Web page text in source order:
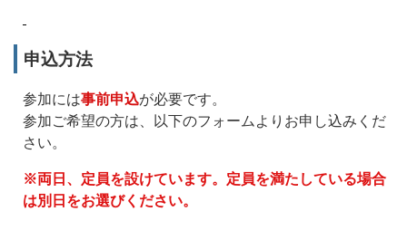
申込方法
参加には事前申込が必要です。
参加ご希望の方は、以下のフォームよりお申し込みくだ
さい。
※両日、定員を設けています。定員を満たしている場合
は別日をお選びください。